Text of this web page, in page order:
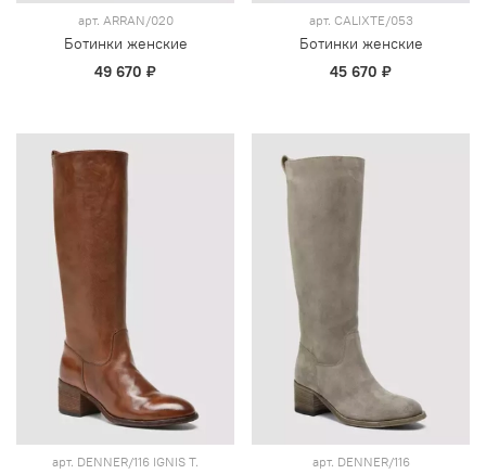
арт. ARRAN/020
Ботинки женские
49 670 ₽
арт. CALIXTE/053
Ботинки женские
45 670 ₽
арт. DENNER/116 IGNIS T. арт. DENNER/116